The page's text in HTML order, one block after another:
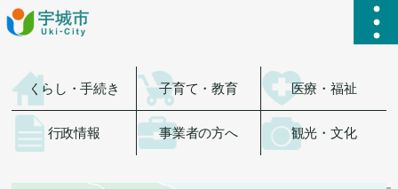
ハ
くらし・手続き 子育て・教育 医療・福祉
行政情報 事業者の方へ 観光・文化